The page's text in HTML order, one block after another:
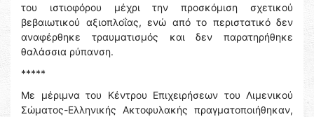
του ιστιοφόρου μέχρι την προσκόμιση σχετικού
βεβαιωτικού αξιοπλοΐας, ενώ από το περιστατικό δεν
αναφέρθηκε τραυματισμός και δεν παρατηρήθηκε
θαλάσσια ρύπανση.
*****
Με μέριμνα του Κέντρου Επιχειρήσεων του Λιμενικού
Σώματος-Ελληνικής Ακτοφυλακής πραγματοποιήθηκαν,